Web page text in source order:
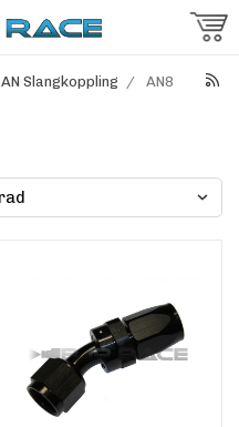
AN Slangkoppling / AN8